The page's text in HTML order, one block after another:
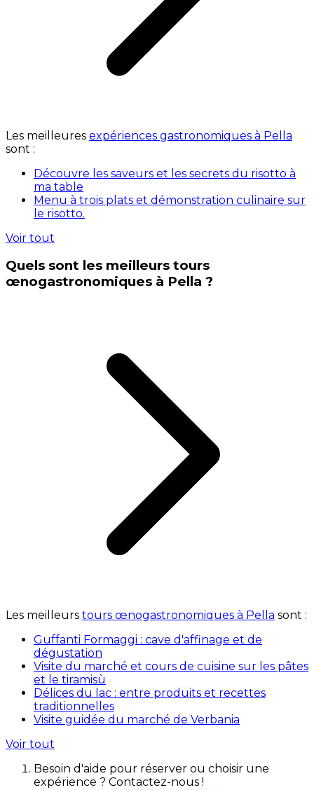
Les meilleures expériences gastronomiques à Pella
sont :
Découvre les saveurs et les secrets du risotto à
ma table
Menu à trois plats et démonstration culinaire sur
le risotto.
Voir tout
Quels sont les meilleurs tours
œnogastronomiques à Pella ?
Les meilleurs tours œnogastronomiques à Pella sont :
Guffanti Formaggi : cave d'affinage et de
dégustation
Visite du marché et cours de cuisine sur les pâtes
et le tiramisù
Délices du lac : entre produits et recettes
traditionnelles
Visite guidée du marché de Verbania
Voir tout
Besoin d'aide pour réserver ou choisir une
expérience ? Contactez-nous !